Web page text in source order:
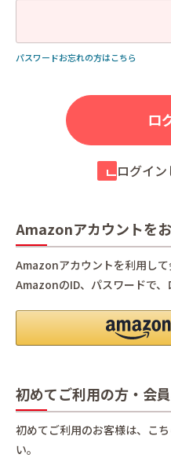
パスワードお忘れの方はこちら
ログイ
Amazonアカウントを
Amazonアカウントを利用して
AmazonのID、パスワードで、
初めてご利用の方・会
初めてご利用のお客様は、こ
い。